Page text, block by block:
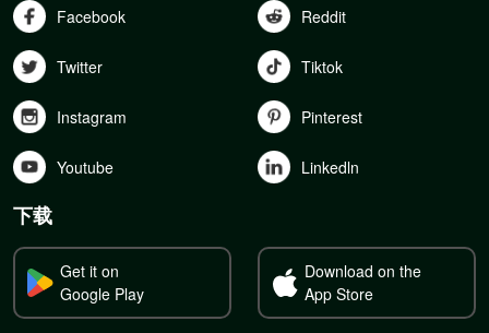
Facebook Reddit
Twitter Tiktok
Instagram Pinterest
Youtube Linkedln
下载
Get it on
Google Play
Download on the
App Store